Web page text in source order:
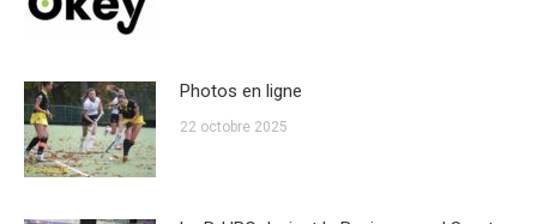
Photos en ligne
22 octobre 2025